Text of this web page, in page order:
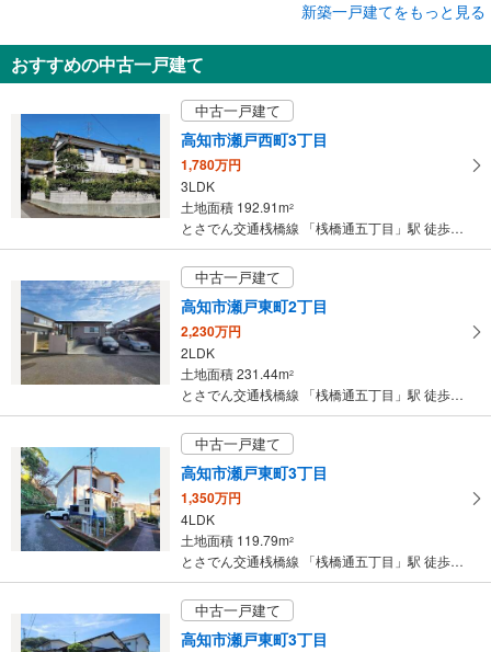
高知市瀬戸東町3丁目
2,798万円
土地面積 150.1m
新築一戸建てをもっと見る
おすすめの中古一戸建て
中古一戸建て
高知市瀬戸西町3丁目
1,780万円
3LDK
土地面積 192.91m2
とさでん交通桟橋線 「桟橋通五丁目」駅 徒歩51分
中古一戸建て
高知市瀬戸東町2丁目
2,230万円
2LDK
土地面積 231.44m2
とさでん交通桟橋線 「桟橋通五丁目」駅 徒歩43分
中古一戸建て
高知市瀬戸東町3丁目
1,350万円
4LDK
土地面積 119.79m2
とさでん交通桟橋線 「桟橋通五丁目」駅 徒歩51分
中古一戸建て
高知市瀬戸東町3丁目